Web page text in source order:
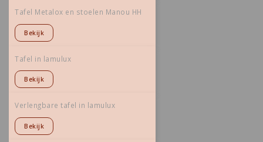
Tafel Metalox en stoelen Manou HH
Bekijk
Tafel in lamulux
Bekijk
Verlengbare tafel in lamulux
Bekijk